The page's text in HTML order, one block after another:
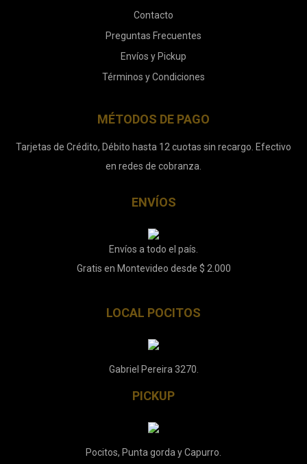
Contacto
Preguntas Frecuentes
Envíos y Pickup
Términos y Condiciones
MÉTODOS DE PAGO
Tarjetas de Crédito, Débito hasta 12 cuotas sin recargo. Efectivo
en redes de cobranza.
ENVÍOS
Envíos a todo el país.
Gratis en Montevideo desde $ 2.000
LOCAL POCITOS
Gabriel Pereira 3270.
PICKUP
Pocitos, Punta gorda y Capurro.